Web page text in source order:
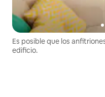
Es posible que los
edificio.